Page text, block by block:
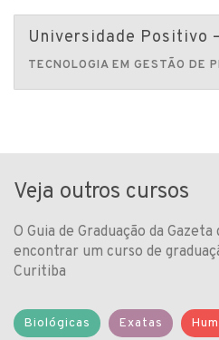
Universidade Positivo
Veja outros cursos
O Guia de Graduação da
encontrar um curso de
Curitiba
Biológicas Exatas